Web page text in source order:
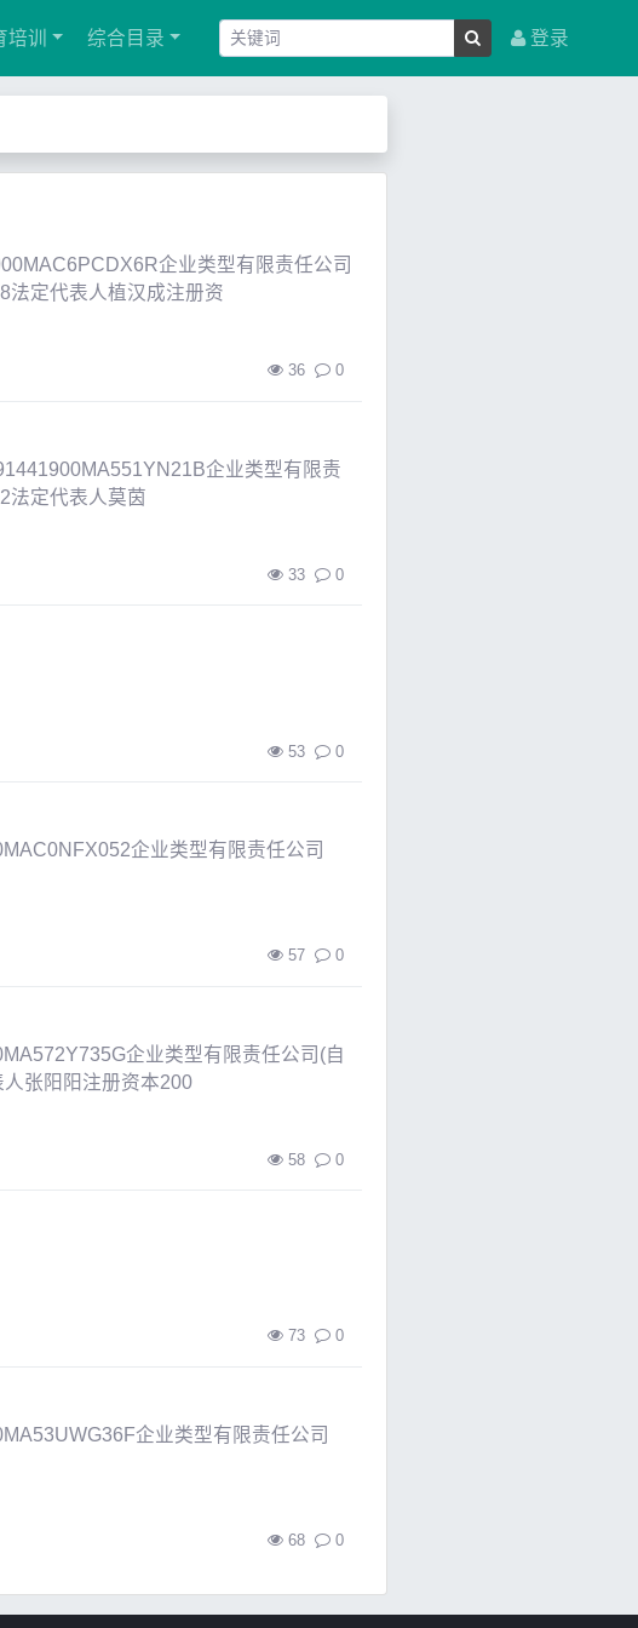
训 综合目录 登录
企业类型有限责任公司
法定代表人植汉成注册资
36 0
企业类型有限责
法定代表人莫茵
33 0
53 0
企业类型有限责任公司
57 0
企业类型有限责任公司(自
张阳阳注册资本200
58 0
73 0
企业类型有限责任公司
68 0